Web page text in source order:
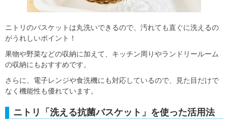
ニトリのバスケットは丸洗いできるので、汚れても直ぐに洗えるの
がうれしいポイント！
果物や野菜などの収納に加えて、キッチン周りやランドリールーム
の収納にもおすすめです。
さらに、電子レンジや食洗機にも対応しているので、見た目だけで
なく機能性も優れています。
ニトリ「洗える抗菌バスケット」を使った活用法